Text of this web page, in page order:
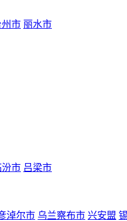
州市 丽水市
汾市 吕梁市
淖尔市 乌兰察布市 兴安盟